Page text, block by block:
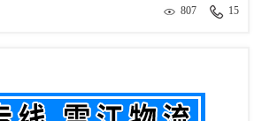
807 15